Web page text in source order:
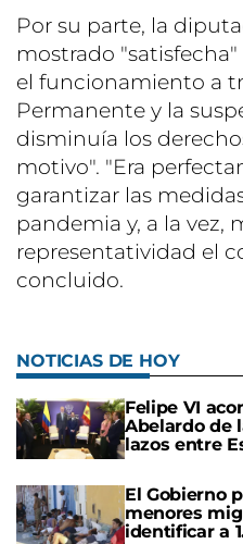
Por su parte, la
mostrado
el funcionamiento a
Permanente y la
disminuía los
motivo". "Era
garantizar las
pandemia y, a la vez,
representatividad el
concluido.
NOTICIAS DE HOY
Felipe VI
Abelardo de
lazos entre
El Gobierno
menores
identificar a